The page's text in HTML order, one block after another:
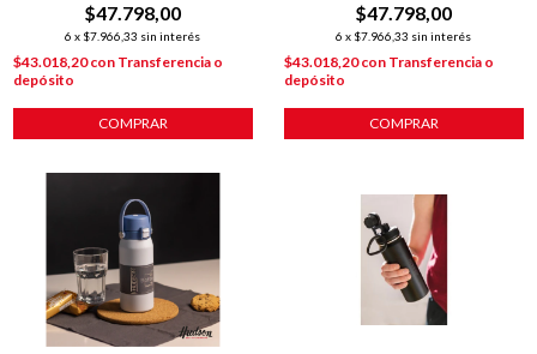
$47.798,00
6 x $7.966,33 sin interés
$43.018,20con Transferencia o
depósito
COMPRAR
$47.798,00
6 x $7.966,33 sin interés
$43.018,20con Transferencia o
depósito
COMPRAR